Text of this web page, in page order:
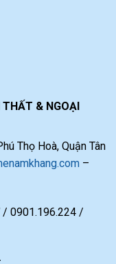
THẤT & NGOẠI
Thọ Hoà, Quận Tân
–
/ 0901.196.224 /